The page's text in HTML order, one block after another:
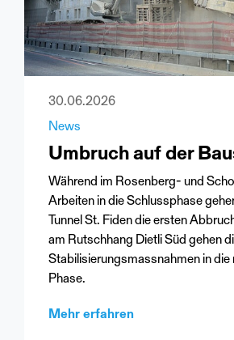
30.06.2026
News
Umbruch auf der
Während im Rosenberg- und
Arbeiten in die Schlussphase
Tunnel St. Fiden die ersten
am Rutschhang Dietli Süd gehen
Stabilisierungsmassnahmen in die
Phase.
Mehr erfahren